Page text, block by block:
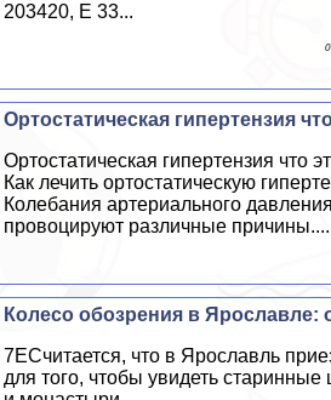
203420, E 33...
Ортостатическая гипертензия
Ортостатическая гипертензия что
Как лечить ортостатическую
Колебания артериального
провоцируют различные причины....
Колесо обозрения в Ярославле:
7EСчитается, что в Ярославль
для того, чтобы увидеть старинные